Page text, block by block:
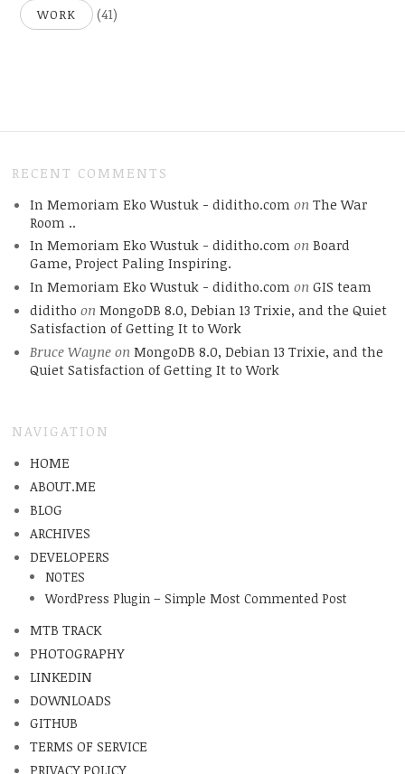
WORK (41)
RECENT COMMENTS
In Memoriam Eko Wustuk - diditho.com on The War
Room ..
In Memoriam Eko Wustuk - diditho.com on Board
Game, Project Paling Inspiring.
In Memoriam Eko Wustuk - diditho.com on GIS team
diditho on MongoDB 8.0, Debian 13 Trixie, and the Quiet
Satisfaction of Getting It to Work
Bruce Wayneon MongoDB 8.0, Debian 13 Trixie, and the
Quiet Satisfaction of Getting It to Work
NAVIGATION
HOME
ABOUT.ME
BLOG
ARCHIVES
DEVELOPERS
NOTES
WordPress Plugin – Simple Most Commented Post
MTB TRACK
PHOTOGRAPHY
LINKEDIN
DOWNLOADS
GITHUB
TERMS OF SERVICE
PRIVACY POLICY